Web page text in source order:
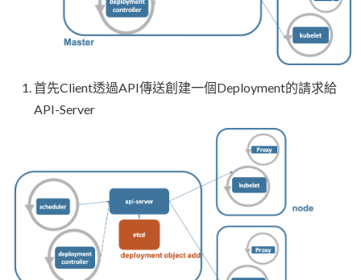
首先Client透過API傳送創建一個Deployment的請求給
API-Server